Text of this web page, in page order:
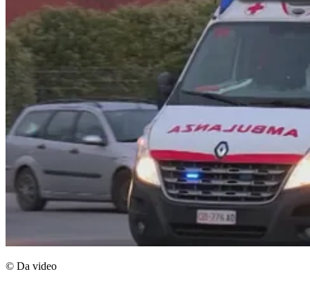
© Da video